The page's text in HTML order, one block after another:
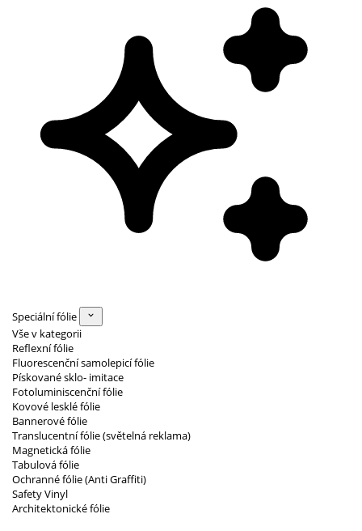
Speciální fólie
Vše v kategorii
Reflexní fólie
Fluorescenční samolepicí fólie
Pískované sklo- imitace
Fotoluminiscenční fólie
Kovové lesklé fólie
Bannerové fólie
Translucentní fólie (světelná reklama)
Magnetická fólie
Tabulová fólie
Ochranné fólie (Anti Graffiti)
Safety Vinyl
Architektonické fólie